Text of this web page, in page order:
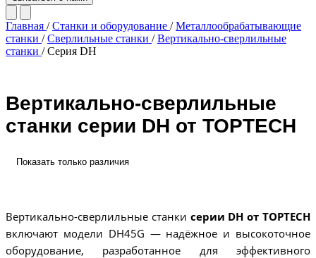
Главная / Станки и оборудование / Металлообрабатывающие
станки / Сверлильные станки / Вертикально-сверлильные
станки / Серия DH
Вертикально-сверлильные
станки серии DH от TOPTECH
Показать только различия
Вертикально-сверлильные станки серии DH от TOPTECH
включают модели DH45G — надёжное и высокоточное
оборудование, разработанное для эффективного